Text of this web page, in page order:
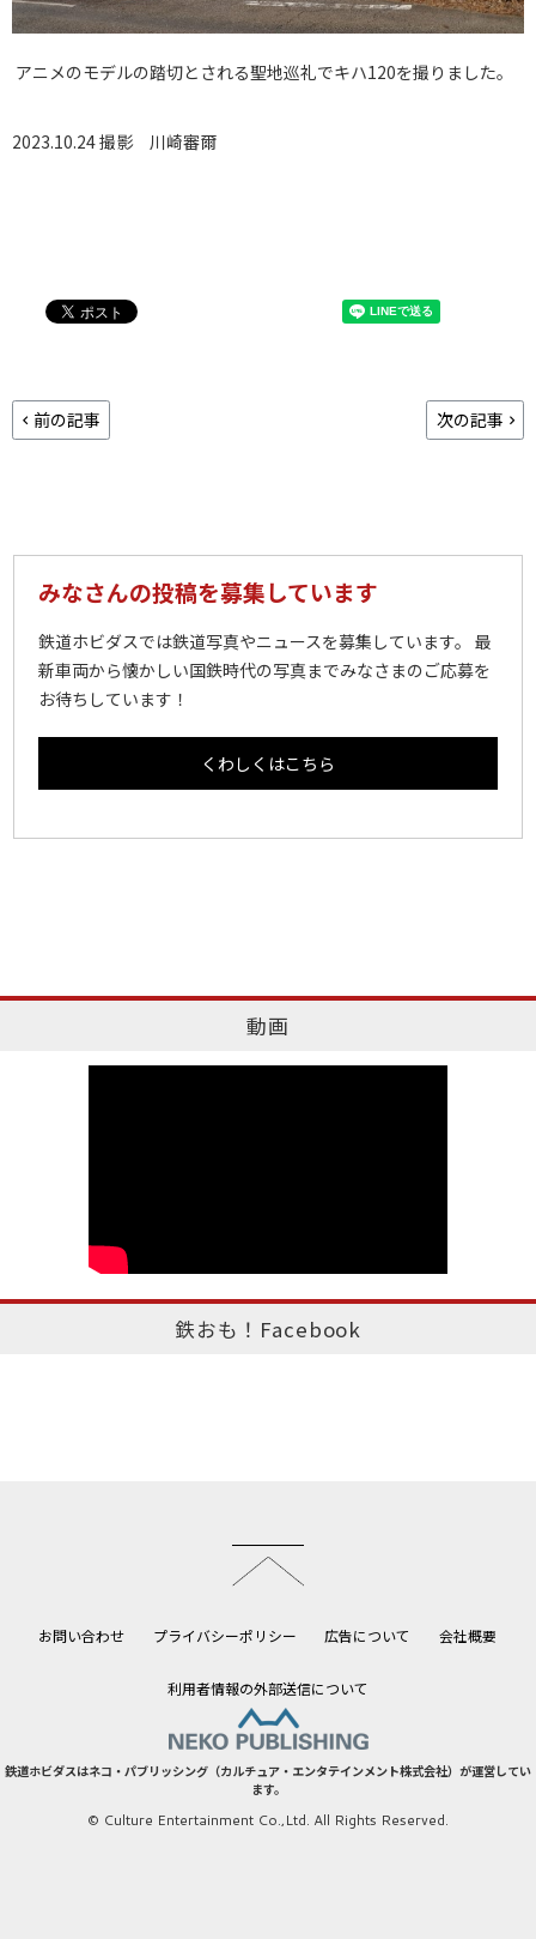
アニメのモデルの踏切とされる聖地巡礼でキハ120を撮りました。
2023.10.24 撮影 川崎審爾
前の記事 次の記事
みなさんの投稿を募集しています
鉄道ホビダスでは鉄道写真やニュースを募集しています。 最
新車両から懐かしい国鉄時代の写真までみなさまのご応募を
お待ちしています！
くわしくはこちら
動画
鉄おも！Facebook
お問い合わせ プライバシーポリシー 広告について 会社概要
利用者情報の外部送信について
鉄道ホビダスはネコ・パブリッシング（カルチュア・エンタテインメント株式会社）が運営してい
ます。
© Culture Entertainment Co.,Ltd. All Rights Reserved.